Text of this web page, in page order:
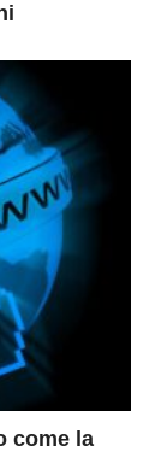
come la